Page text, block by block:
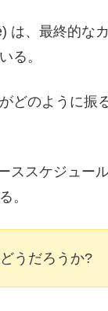
は、最終的な
る。
どのように
ススケジュー
る。
うだろうか?